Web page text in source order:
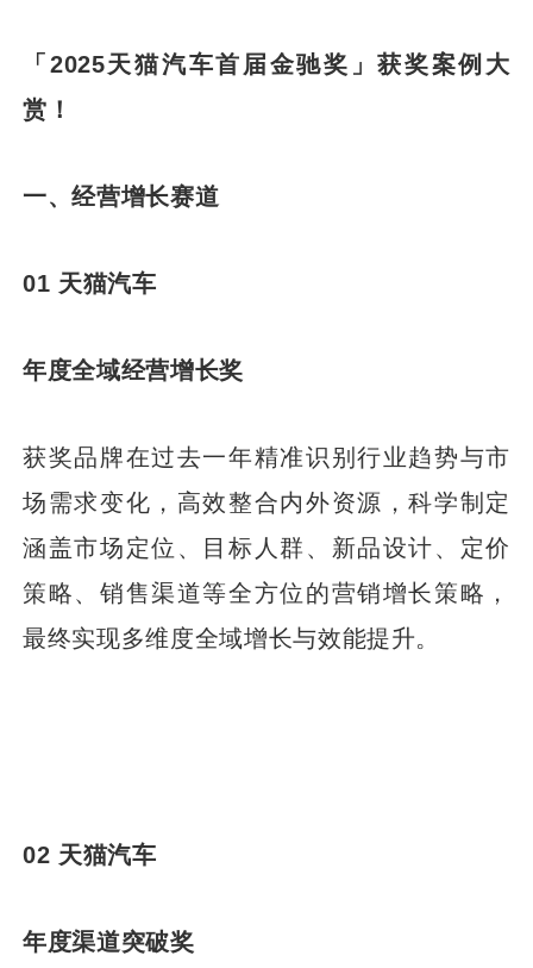
「2025天猫汽车首届金驰奖」获奖案例大
赏！
一、经营增长赛道
01 天猫汽车
年度全域经营增长奖
获奖品牌在过去一年精准识别行业趋势与市
场需求变化，高效整合内外资源，科学制定
涵盖市场定位、目标人群、新品设计、定价
策略、销售渠道等全方位的营销增长策略，
最终实现多维度全域增长与效能提升。
02 天猫汽车
年度渠道突破奖